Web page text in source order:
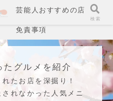
芸能人おすすめの店
免責事項
たグルメを紹介
たお店を深掘り！
れなかった人気メニ
検索